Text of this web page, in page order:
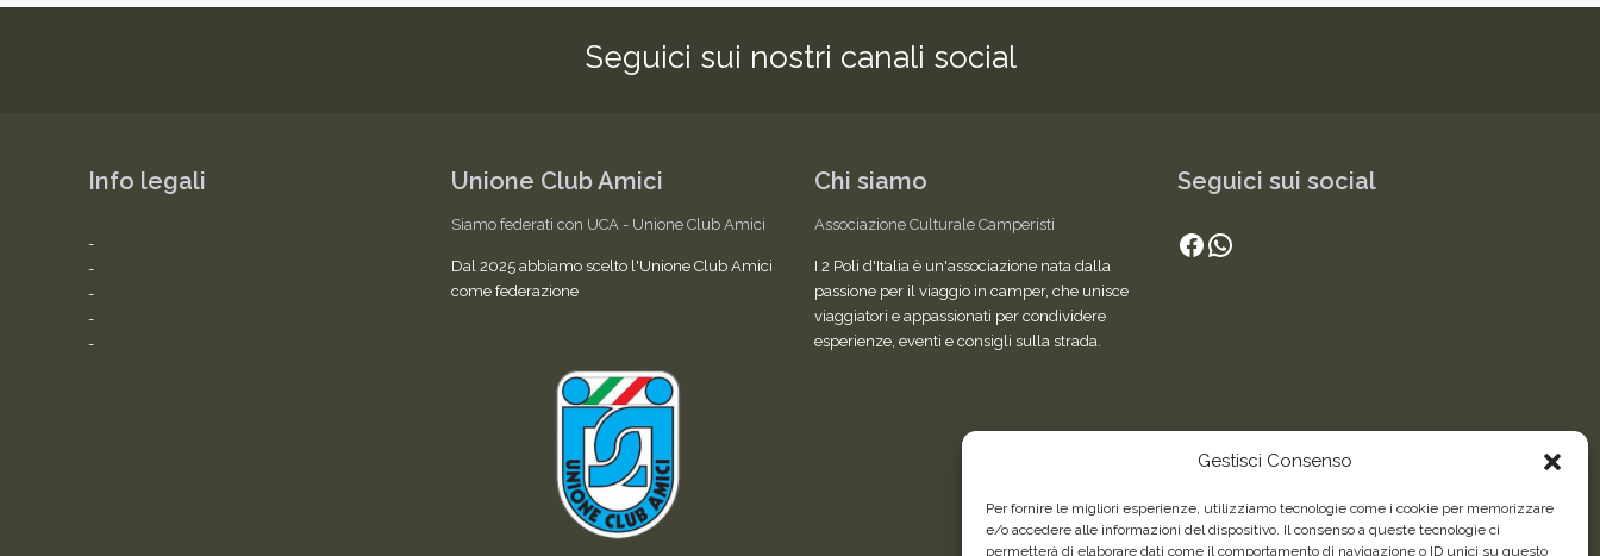
Gestisci Consenso
Per fornire le migliori esperienze, utilizziamo tecnologie come i cookie per memorizzare
e/o accedere alle informazioni del dispositivo. Il consenso a queste tecnologie ci
permetterà di elaborare dati come il comportamento di navigazione o ID unici su questo
Seguici sui nostri canali social
Info legali
-
-
-
-
-
Unione Club Amici
Siamo federati con UCA - Unione Club Amici
Dal 2025 abbiamo scelto l'Unione Club Amici
come federazione
Chi siamo
Associazione Culturale Camperisti
I 2 Poli d'Italia è un'associazione nata dalla
passione per il viaggio in camper, che unisce
viaggiatori e appassionati per condividere
esperienze, eventi e consigli sulla strada.
Seguici sui social
Facebook
WhatsApp